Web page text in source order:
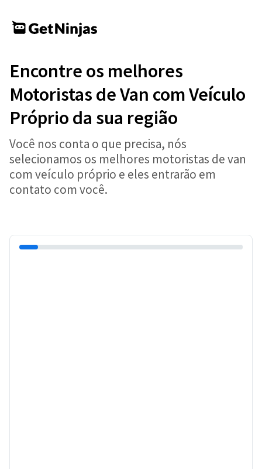
Encontre os melhores
Motoristas de Van com Veículo
Próprio da sua região
Você nos conta o que precisa, nós
selecionamos os melhores motoristas de van
com veículo próprio e eles entrarão em
contato com você.